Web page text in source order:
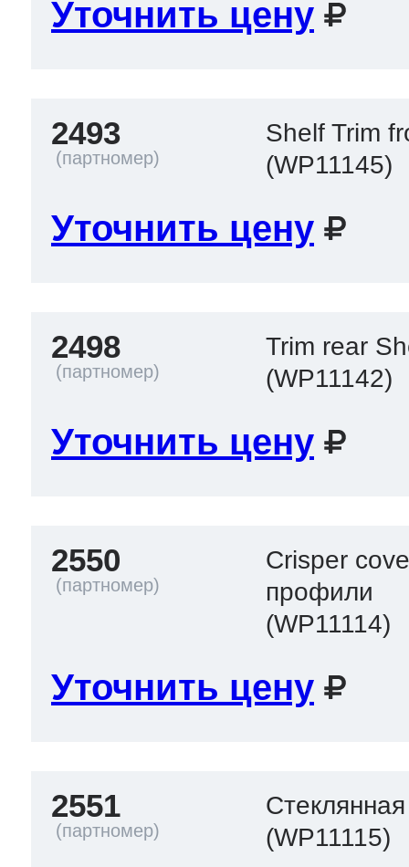
Уточнить цену
2493
Shelf Trim
(WP11145)
Уточнить цену
2498
Trim rear
(WP11142)
Уточнить цену
2550
Crisper
профили
(WP11114)
Уточнить цену
2551
(WP11115)